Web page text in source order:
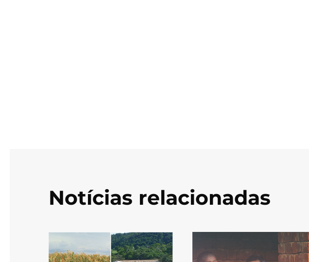
Notícias relacionadas